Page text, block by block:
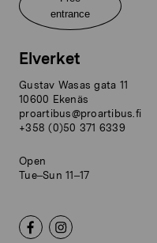
entrance
Elverket
Gustav Wasas gata 11
10600 Ekenäs
proartibus@proartibus.fi
+358 (0)50 371 6339
Open
Tue–Sun 11–17